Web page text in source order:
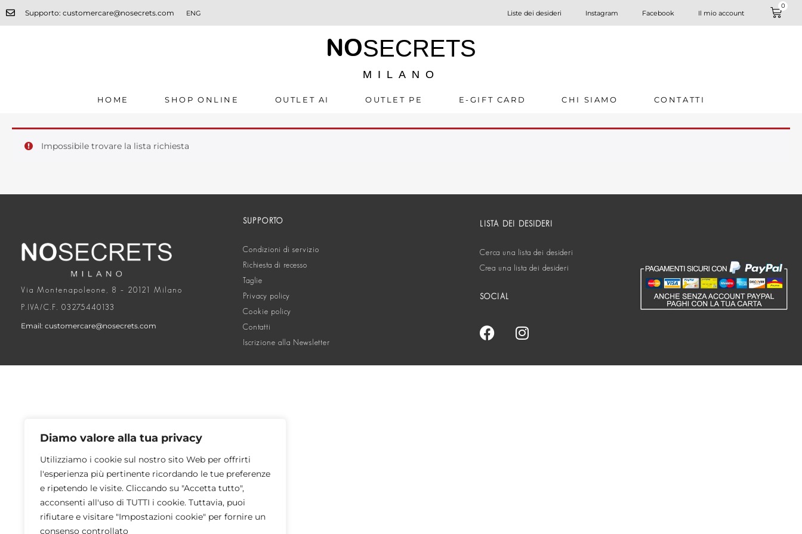
Diamo valore alla tua privacy
Utilizziamo i cookie sul nostro sito Web per offrirti
l'esperienza più pertinente ricordando le tue preferenze
e ripetendo le visite. Cliccando su "Accetta tutto",
acconsenti all'uso di TUTTI i cookie. Tuttavia, puoi
rifiutare e visitare "Impostazioni cookie" per fornire un
consenso controllato
Supporto: customercare@nosecrets.com ENG Liste dei desideri Instagram Facebook Il mio account
0
NOSECRETS
MILANO
HOME SHOP ONLINE OUTLET AI OUTLET PE E-GIFT CARD CHI SIAMO CONTATTI
Impossibile trovare la lista richiesta
Via Montenapoleone, 8 – 20121 Milano
P.IVA/C.F. 03275440133
Email: customercare@nosecrets.com
SUPPORTO
Condizioni di servizio
Richiesta di recesso
Taglie
Privacy policy
Cookie policy
Contatti
Iscrizione alla Newsletter
LISTA DEI DESIDERI
Cerca una lista dei desideri
Crea una lista dei desideri
SOCIAL